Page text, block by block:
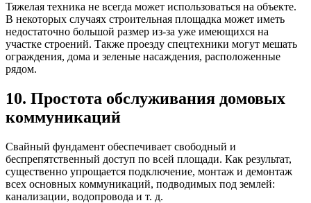
Тяжелая техника не всегда может использоваться на объекте.
В некоторых случаях строительная площадка может иметь
недостаточно большой размер из-за уже имеющихся на
участке строений. Также проезду спецтехники могут мешать
ограждения, дома и зеленые насаждения, расположенные
рядом.
10. Простота обслуживания домовых
коммуникаций
Свайный фундамент обеспечивает свободный и
беспрепятственный доступ по всей площади. Как результат,
существенно упрощается подключение, монтаж и демонтаж
всех основных коммуникаций, подводимых под землей:
канализации, водопровода и т. д.